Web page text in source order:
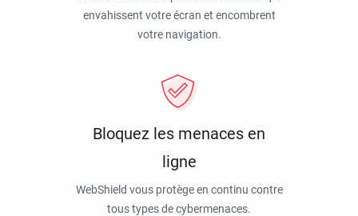
envahissent votre écran et encombrent
votre navigation.
Bloquez les menaces en
ligne
WebShield vous protège en continu contre
tous types de cybermenaces.